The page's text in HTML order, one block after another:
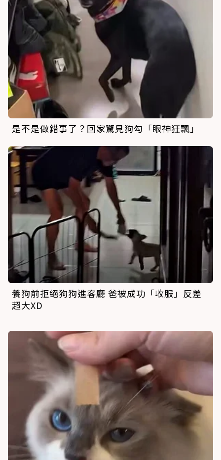
是不是做錯事了？回家驚見狗勾「眼神狂飄」
養狗前拒絕狗狗進客廳 爸被成功「收服」反差
超大XD